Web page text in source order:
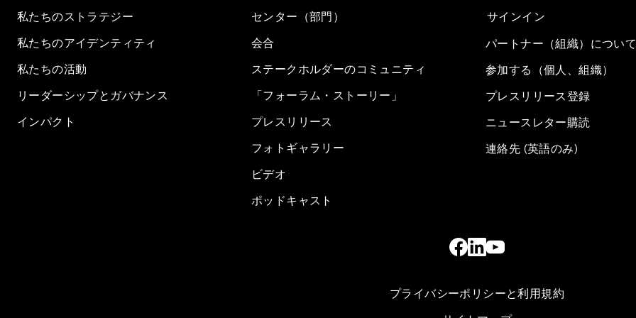
私たちのストラテジー
私たちのアイデンティティ
私たちの活動
リーダーシップとガバナンス
インパクト
センター（部門）
会合
ステークホルダーのコミュニティ
「フォーラム・ストーリー」
プレスリリース
フォトギャラリー
ビデオ
ポッドキャスト
サインイン
パートナー（組織）について
参加する（個人、組織）
プレスリリース登録
ニュースレター購読
連絡先 (英語のみ)
プライバシーポリシーと利用規約